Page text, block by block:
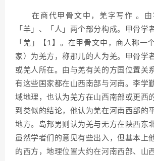
在商代甲骨文中，羌字写作 。由
「羊」、「人」两个部分构成。甲骨学
「羌」【1】。在甲骨文中，商人称一
家）为羌方，称那儿的人为羌。甲骨学
或羌人所在。由与羌有关的方国位置关
有这些国家都在山西南部与河南。李学
域地理，也认为羌方在山西南部或更西
到类似的结论，他认为羌在河南西部的
地方。岛邦男则认为羌与无方在陕西东
虽然学者们的意见有些出入，但基本上
的西方，地理位置大约在河南西部、山